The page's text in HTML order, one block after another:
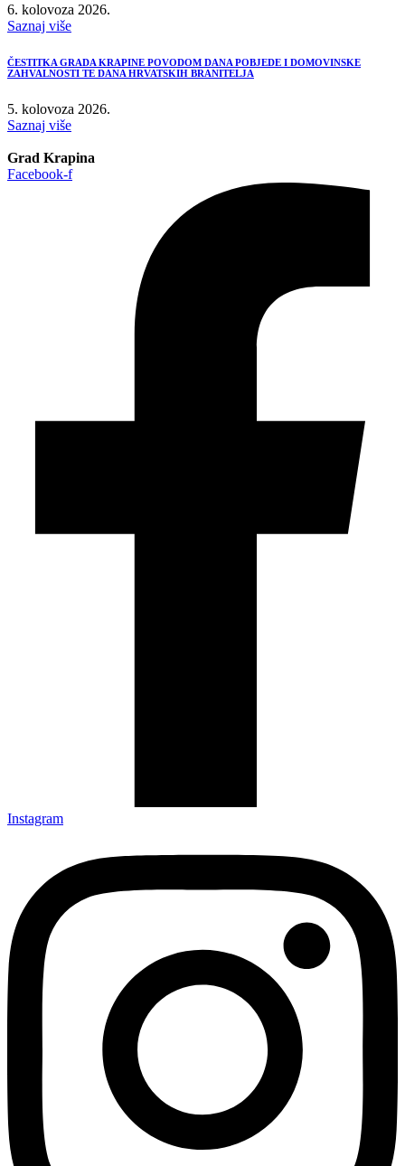
6. kolovoza 2026.
Saznaj više
ČESTITKA GRADA KRAPINE POVODOM DANA POBJEDE I DOMOVINSKE
ZAHVALNOSTI TE DANA HRVATSKIH BRANITELJA
5. kolovoza 2026.
Saznaj više
Grad Krapina
Facebook-f
Instagram